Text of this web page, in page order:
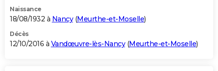
Naissance
18/08/1932 à Nancy(Meurthe-et-Moselle)
Décès
12/10/2016 à Vandœuvre-lès-Nancy(Meurthe-et-Moselle)